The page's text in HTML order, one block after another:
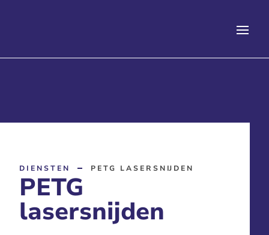
DIENSTEN PETG LASERSNIJDEN
PETG
lasersnijden